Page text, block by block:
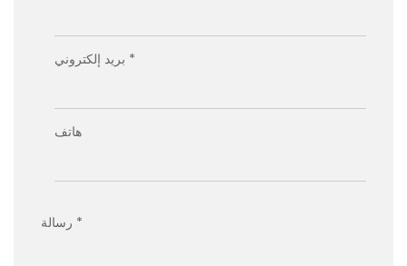
بريد إلكتروني *
هاتف
رسالة *